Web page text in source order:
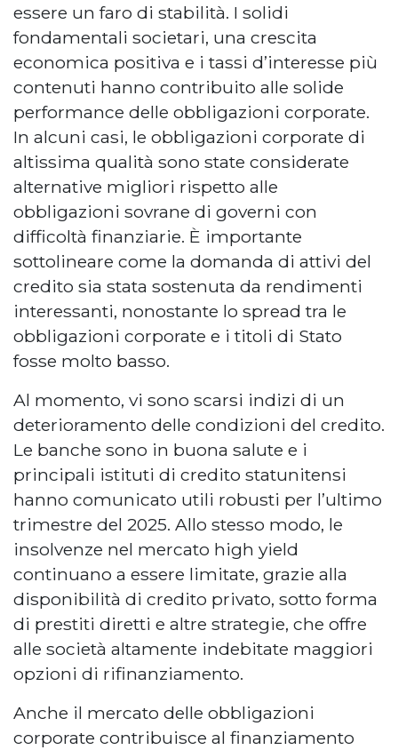
essere un faro di stabilità. I solidi
fondamentali societari, una crescita
economica positiva e i tassi d’interesse più
contenuti hanno contribuito alle solide
performance delle obbligazioni corporate.
In alcuni casi, le obbligazioni corporate di
altissima qualità sono state considerate
alternative migliori rispetto alle
obbligazioni sovrane di governi con
difficoltà finanziarie. È importante
sottolineare come la domanda di attivi del
credito sia stata sostenuta da rendimenti
interessanti, nonostante lo spread tra le
obbligazioni corporate e i titoli di Stato
fosse molto basso.
Al momento, vi sono scarsi indizi di un
deterioramento delle condizioni del credito.
Le banche sono in buona salute e i
principali istituti di credito statunitensi
hanno comunicato utili robusti per l’ultimo
trimestre del 2025. Allo stesso modo, le
insolvenze nel mercato high yield
continuano a essere limitate, grazie alla
disponibilità di credito privato, sotto forma
di prestiti diretti e altre strategie, che offre
alle società altamente indebitate maggiori
opzioni di rifinanziamento.
Anche il mercato delle obbligazioni
corporate contribuisce al finanziamento